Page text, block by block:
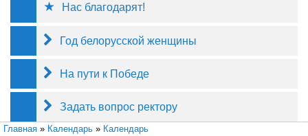
Нас благодарят!
Год белорусской женщины
На пути к Победе
Задать вопрос ректору
Вы здесь
Главная » Календарь » Календарь